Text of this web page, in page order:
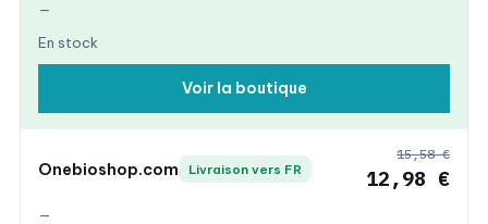
—
En stock
Voir la boutique
Onebioshop.com Livraison vers FR
—
15,58 €
12,98 €